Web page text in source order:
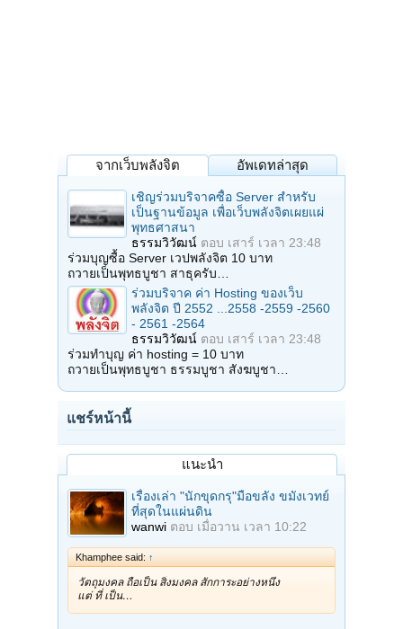
จากเว็บพลังจิต อัพเดทล่าสุด
เชิญร่วมบริจาคซื้อ Server สำหรับ
เป็นฐานข้อมูล เพื่อเว็บพลังจิตเผยแผ่
พุทธศาสนา
ธรรมวิวัฒน์ ตอบ เสาร์ เวลา 23:48
ร่วมบุญซื้อ Server เวปพลังจิต 10 บาท
ถวายเป็นพุทธบูชา สาธุครับ…
ร่วมบริจาค ค่า Hosting ของเว็บ
พลังจิต ปี 2552 ...2558 -2559 -2560
- 2561 -2564
ธรรมวิวัฒน์ ตอบ เสาร์ เวลา 23:48
ร่วมทำบุญ ค่า hosting = 10 บาท
ถวายเป็นพุทธบูชา ธรรมบูชา สังฆบูชา…
แชร์หน้านี้
แนะนำ
เรื่องเล่า "นักขุดกรุ"มือขลัง ขมังเวทย์
ที่สุดในแผ่นดิน
wanwi ตอบ เมื่อวาน เวลา 10:22
Khamphee said: ↑
วัตถุมงคล ถือเป็น สิ่งมงคล สักการะอย่างหนึ่ง
แต่ ที่ เป็น…